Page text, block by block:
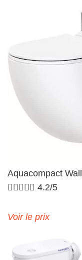
Aquacompact Wall
 4.2/5
Voir le prix